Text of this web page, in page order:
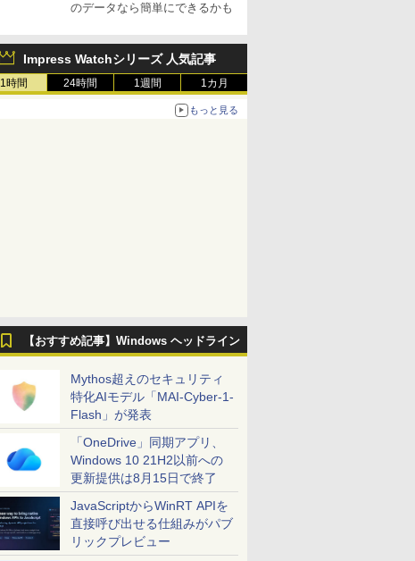
のデータなら簡単にできるかも
Impress Watchシリーズ 人気記事
1時間 24時間 1週間 1カ月
もっと見る
【おすすめ記事】Windows ヘッドライン
Mythos超えのセキュリティ
特化AIモデル「MAI-Cyber-1-
Flash」が発表
「OneDrive」同期アプリ、
Windows 10 21H2以前への
更新提供は8月15日で終了
JavaScriptからWinRT APIを
直接呼び出せる仕組みがパブ
リックプレビュー